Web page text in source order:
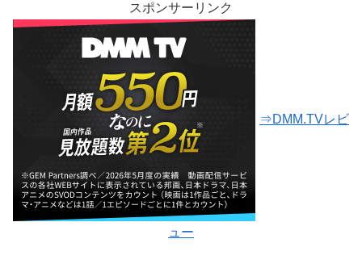
スポンサーリンク
⇒DMM.TVレビ
ュー